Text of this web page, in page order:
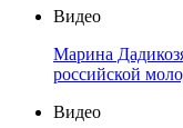
Видео
Марина
российской
Видео